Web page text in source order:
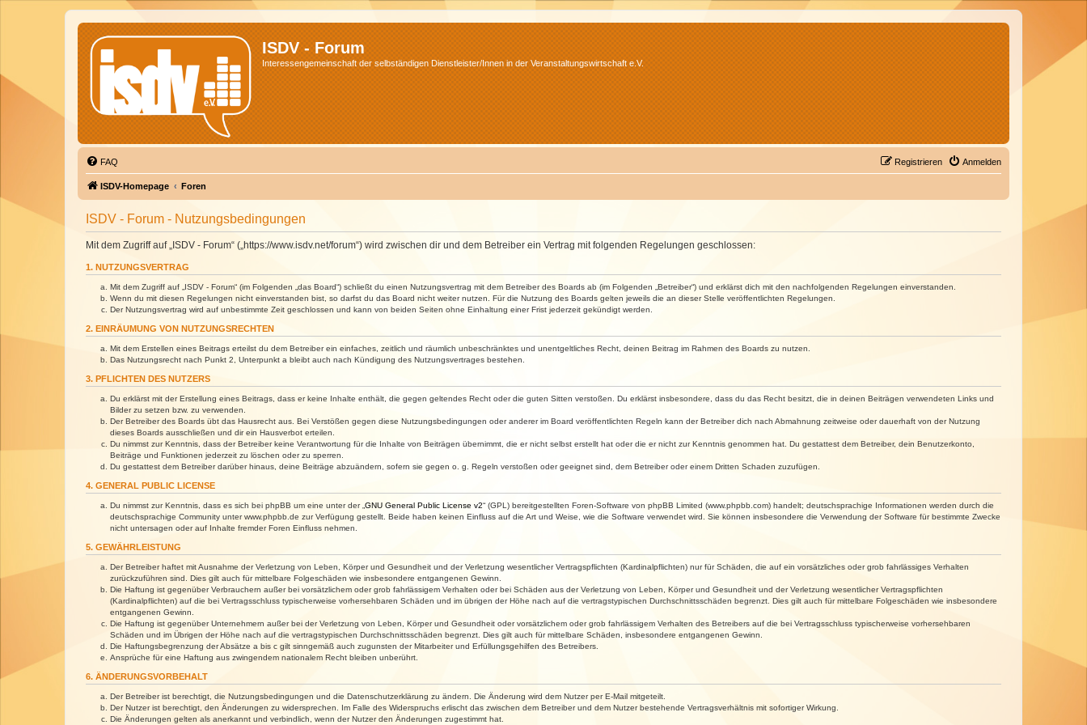
ISDV - Forum
Interessengemeinschaft der selbständigen Dienstleister/Innen in der Veranstaltungswirtschaft e.V.
FAQ Anmelden
Registrieren
ISDV-Homepage Foren
ISDV - Forum - Nutzungsbedingungen
Mit dem Zugriff auf „ISDV - Forum“ („https://www.isdv.net/forum“) wird zwischen dir und dem Betreiber ein Vertrag mit folgenden Regelungen geschlossen:
1. NUTZUNGSVERTRAG
Mit dem Zugriff auf „ISDV - Forum“ (im Folgenden „das Board“) schließt du einen Nutzungsvertrag mit dem Betreiber des Boards ab (im Folgenden „Betreiber“) und erklärst dich mit den nachfolgenden Regelungen einverstanden.
Wenn du mit diesen Regelungen nicht einverstanden bist, so darfst du das Board nicht weiter nutzen. Für die Nutzung des Boards gelten jeweils die an dieser Stelle veröffentlichten Regelungen.
Der Nutzungsvertrag wird auf unbestimmte Zeit geschlossen und kann von beiden Seiten ohne Einhaltung einer Frist jederzeit gekündigt werden.
2. EINRÄUMUNG VON NUTZUNGSRECHTEN
Mit dem Erstellen eines Beitrags erteilst du dem Betreiber ein einfaches, zeitlich und räumlich unbeschränktes und unentgeltliches Recht, deinen Beitrag im Rahmen des Boards zu nutzen.
Das Nutzungsrecht nach Punkt 2, Unterpunkt a bleibt auch nach Kündigung des Nutzungsvertrages bestehen.
3. PFLICHTEN DES NUTZERS
Du erklärst mit der Erstellung eines Beitrags, dass er keine Inhalte enthält, die gegen geltendes Recht oder die guten Sitten verstoßen. Du erklärst insbesondere, dass du das Recht besitzt, die in deinen Beiträgen verwendeten Links und
Bilder zu setzen bzw. zu verwenden.
Der Betreiber des Boards übt das Hausrecht aus. Bei Verstößen gegen diese Nutzungsbedingungen oder anderer im Board veröffentlichten Regeln kann der Betreiber dich nach Abmahnung zeitweise oder dauerhaft von der Nutzung
dieses Boards ausschließen und dir ein Hausverbot erteilen.
Du nimmst zur Kenntnis, dass der Betreiber keine Verantwortung für die Inhalte von Beiträgen übernimmt, die er nicht selbst erstellt hat oder die er nicht zur Kenntnis genommen hat. Du gestattest dem Betreiber, dein Benutzerkonto,
Beiträge und Funktionen jederzeit zu löschen oder zu sperren.
Du gestattest dem Betreiber darüber hinaus, deine Beiträge abzuändern, sofern sie gegen o. g. Regeln verstoßen oder geeignet sind, dem Betreiber oder einem Dritten Schaden zuzufügen.
4. GENERAL PUBLIC LICENSE
Du nimmst zur Kenntnis, dass es sich bei phpBB um eine unter der „ GNU General Public License v2“ (GPL) bereitgestellten Foren-Software von phpBB Limited (www.phpbb.com) handelt; deutschsprachige Informationen werden durch die
deutschsprachige Community unter www.phpbb.de zur Verfügung gestellt. Beide haben keinen Einfluss auf die Art und Weise, wie die Software verwendet wird. Sie können insbesondere die Verwendung der Software für bestimmte Zwecke
nicht untersagen oder auf Inhalte fremder Foren Einfluss nehmen.
5. GEWÄHRLEISTUNG
Der Betreiber haftet mit Ausnahme der Verletzung von Leben, Körper und Gesundheit und der Verletzung wesentlicher Vertragspflichten (Kardinalpflichten) nur für Schäden, die auf ein vorsätzliches oder grob fahrlässiges Verhalten
zurückzuführen sind. Dies gilt auch für mittelbare Folgeschäden wie insbesondere entgangenen Gewinn.
Die Haftung ist gegenüber Verbrauchern außer bei vorsätzlichem oder grob fahrlässigem Verhalten oder bei Schäden aus der Verletzung von Leben, Körper und Gesundheit und der Verletzung wesentlicher Vertragspflichten
(Kardinalpflichten) auf die bei Vertragsschluss typischerweise vorhersehbaren Schäden und im übrigen der Höhe nach auf die vertragstypischen Durchschnittsschäden begrenzt. Dies gilt auch für mittelbare Folgeschäden wie insbesondere
entgangenen Gewinn.
Die Haftung ist gegenüber Unternehmern außer bei der Verletzung von Leben, Körper und Gesundheit oder vorsätzlichem oder grob fahrlässigem Verhalten des Betreibers auf die bei Vertragsschluss typischerweise vorhersehbaren
Schäden und im Übrigen der Höhe nach auf die vertragstypischen Durchschnittsschäden begrenzt. Dies gilt auch für mittelbare Schäden, insbesondere entgangenen Gewinn.
Die Haftungsbegrenzung der Absätze a bis c gilt sinngemäß auch zugunsten der Mitarbeiter und Erfüllungsgehilfen des Betreibers.
Ansprüche für eine Haftung aus zwingendem nationalem Recht bleiben unberührt.
6. ÄNDERUNGSVORBEHALT
Der Betreiber ist berechtigt, die Nutzungsbedingungen und die Datenschutzerklärung zu ändern. Die Änderung wird dem Nutzer per E-Mail mitgeteilt.
Der Nutzer ist berechtigt, den Änderungen zu widersprechen. Im Falle des Widerspruchs erlischt das zwischen dem Betreiber und dem Nutzer bestehende Vertragsverhältnis mit sofortiger Wirkung.
Die Änderungen gelten als anerkannt und verbindlich, wenn der Nutzer den Änderungen zugestimmt hat.